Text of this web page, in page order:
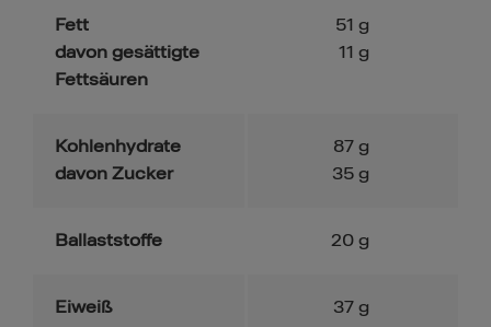
Fett
davon gesättigte
Fettsäuren
51 g
11 g
Kohlenhydrate
davon Zucker
87 g
35 g
Ballaststoffe 20 g
Eiweiß 37 g